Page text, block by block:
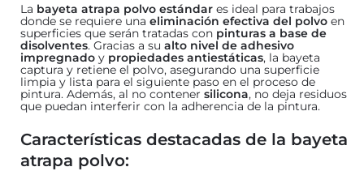
La bayeta atrapa polvo estándar es ideal para trabajos
donde se requiere una eliminación efectiva del polvo en
superficies que serán tratadas con pinturas a base de
disolventes. Gracias a su alto nivel de adhesivo
impregnado y propiedades antiestáticas, la bayeta
captura y retiene el polvo, asegurando una superficie
limpia y lista para el siguiente paso en el proceso de
pintura. Además, al no contener silicona, no deja residuos
que puedan interferir con la adherencia de la pintura.
Características destacadas de la bayeta
atrapa polvo: